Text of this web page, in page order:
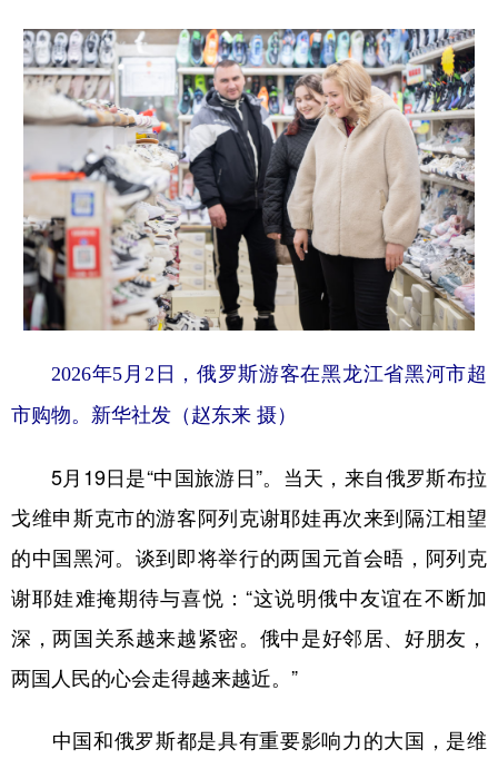
2026年5月2日，俄罗斯游客在黑龙江省黑河市超
市购物。新华社发（赵东来 摄）
5月19日是“中国旅游日”。当天，来自俄罗斯布拉
戈维申斯克市的游客阿列克谢耶娃再次来到隔江相望
的中国黑河。谈到即将举行的两国元首会晤，阿列克
谢耶娃难掩期待与喜悦：“这说明俄中友谊在不断加
深，两国关系越来越紧密。俄中是好邻居、好朋友，
两国人民的心会走得越来越近。”
中国和俄罗斯都是具有重要影响力的大国，是维